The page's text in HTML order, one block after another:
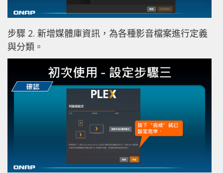
步驟 2. 新增媒體庫資訊，為各種影音檔案進行定義
與分類。